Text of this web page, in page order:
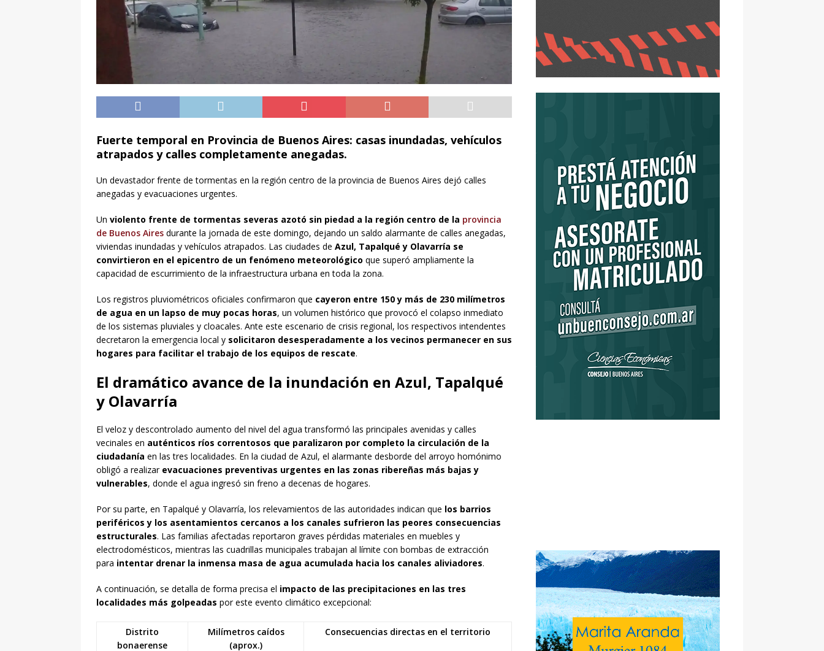
Fuerte temporal en Provincia de Buenos Aires: casas inundadas, vehículos
atrapados y calles completamente anegadas.
Un devastador frente de tormentas en la región centro de la provincia de Buenos Aires dejó calles
anegadas y evacuaciones urgentes.
Un violento frente de tormentas severas azotó sin piedad a la región centro de la provincia
de Buenos Aires durante la jornada de este domingo, dejando un saldo alarmante de calles anegadas,
viviendas inundadas y vehículos atrapados. Las ciudades de Azul, Tapalqué y Olavarría se
convirtieron en el epicentro de un fenómeno meteorológico que superó ampliamente la
capacidad de escurrimiento de la infraestructura urbana en toda la zona.
Los registros pluviométricos oficiales confirmaron que cayeron entre 150 y más de 230 milímetros
de agua en un lapso de muy pocas horas, un volumen histórico que provocó el colapso inmediato
de los sistemas pluviales y cloacales. Ante este escenario de crisis regional, los respectivos intendentes
decretaron la emergencia local y solicitaron desesperadamente a los vecinos permanecer en sus
hogares para facilitar el trabajo de los equipos de rescate.
El dramático avance de la inundación en Azul, Tapalqué
y Olavarría
El veloz y descontrolado aumento del nivel del agua transformó las principales avenidas y calles
vecinales en auténticos ríos correntosos que paralizaron por completo la circulación de la
ciudadanía en las tres localidades. En la ciudad de Azul, el alarmante desborde del arroyo homónimo
obligó a realizar evacuaciones preventivas urgentes en las zonas ribereñas más bajas y
vulnerables, donde el agua ingresó sin freno a decenas de hogares.
Por su parte, en Tapalqué y Olavarría, los relevamientos de las autoridades indican que los barrios
periféricos y los asentamientos cercanos a los canales sufrieron las peores consecuencias
estructurales. Las familias afectadas reportaron graves pérdidas materiales en muebles y
electrodomésticos, mientras las cuadrillas municipales trabajan al límite con bombas de extracción
para intentar drenar la inmensa masa de agua acumulada hacia los canales aliviadores.
A continuación, se detalla de forma precisa el impacto de las precipitaciones en las tres
localidades más golpeadas por este evento climático excepcional:
Distrito
bonaerense
Milímetros caídos
(aprox.)
Consecuencias directas en el territorio